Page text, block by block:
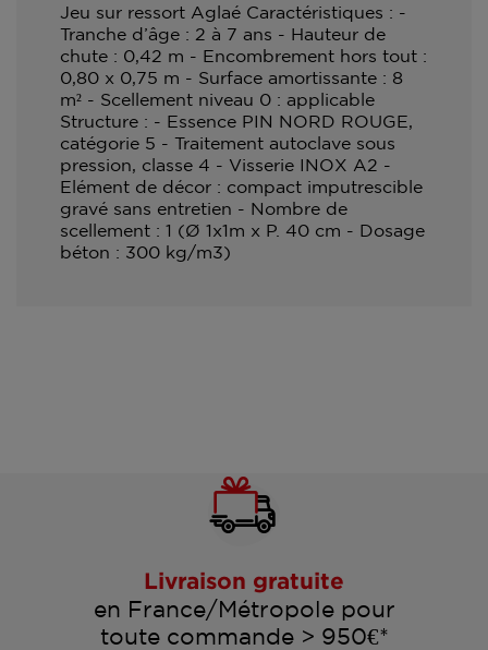
Jeu sur ressort Aglaé Caractéristiques : -
Tranche d’âge : 2 à 7 ans - Hauteur de
chute : 0,42 m - Encombrement hors tout :
0,80 x 0,75 m - Surface amortissante : 8
m² - Scellement niveau 0 : applicable
Structure : - Essence PIN NORD ROUGE,
catégorie 5 - Traitement autoclave sous
pression, classe 4 - Visserie INOX A2 -
Elément de décor : compact imputrescible
gravé sans entretien - Nombre de
scellement : 1 (Ø 1x1m x P. 40 cm - Dosage
béton : 300 kg/m3)
Livraison gratuite
en France/Métropole pour
toute commande > 950€*